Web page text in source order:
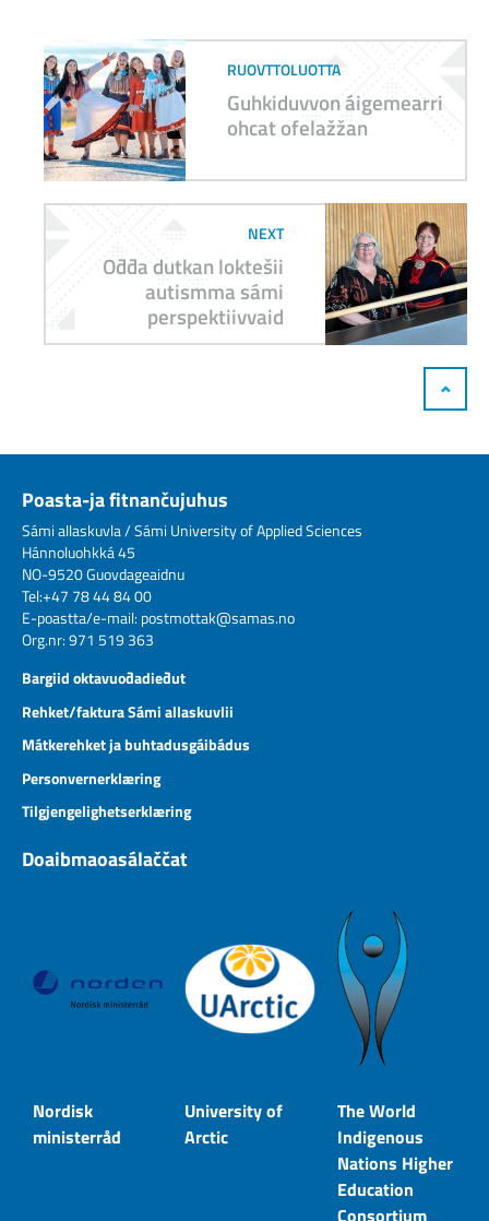
RUOVTTOLUOTTA
Guhkiduvvon áigemearri
ohcat ofelažžan
NEXT
Ođđa dutkan loktešii
autismma sámi
perspektiivvaid
Poasta-ja fitnančujuhus
Sámi allaskuvla / Sámi University of Applied Sciences
Hánnoluohkká 45
NO-9520 Guovdageaidnu
Tel:+47 78 44 84 00
E-poastta/e-mail:postmottak@samas.no
Org.nr: 971 519 363
Bargiid oktavuođadieđut
Rehket/faktura Sámi allaskuvlii
Mátkerehket ja buhtadusgáibádus
Personvernerklæring
Tilgjengelighetserklæring
Doaibmaoasálaččat
Nordisk
ministerråd
University of
Arctic
The World
Indigenous
Nations Higher
Education